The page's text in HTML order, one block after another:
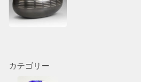
カテゴリー